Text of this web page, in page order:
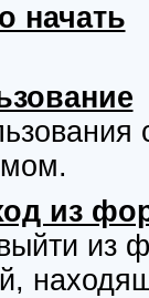
начать
из
из